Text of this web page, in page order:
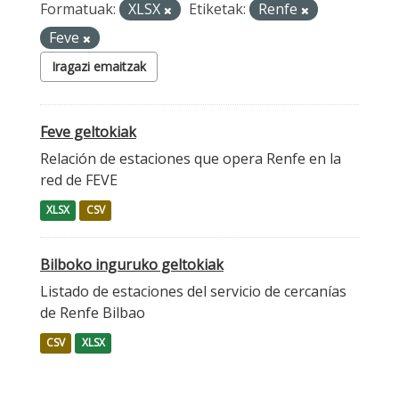
Formatuak: XLSX Etiketak:
Renfe
Feve
Iragazi emaitzak
Feve geltokiak
Relación de estaciones que opera Renfe en la
red de FEVE
XLSX CSV
Bilboko inguruko geltokiak
Listado de estaciones del servicio de cercanías
de Renfe Bilbao
CSV XLSX